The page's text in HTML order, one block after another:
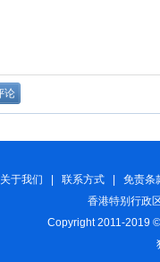
关于我们 联系方式
免责条
香港特别行政
Copyright 2011-2019